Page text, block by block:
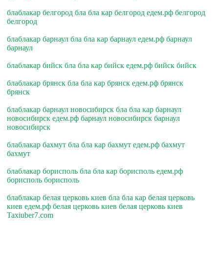
блаблакар белгород бла бла кар белгород едем.рф белгород
белгород
блаблакар барнаул бла бла кар барнаул едем.рф барнаул
барнаул
блаблакар бийск бла бла кар бийск едем.рф бийск бийск
блаблакар брянск бла бла кар брянск едем.рф брянск
брянск
блаблакар барнаул новосибирск бла бла кар барнаул
новосибирск едем.рф барнаул новосибирск барнаул
новосибирск
блаблакар бахмут бла бла кар бахмут едем.рф бахмут
бахмут
блаблакар борисполь бла бла кар борисполь едем.рф
борисполь борисполь
блаблакар белая церковь киев бла бла кар белая церковь
киев едем.рф белая церковь киев белая церковь киев
Taxiuber7.com